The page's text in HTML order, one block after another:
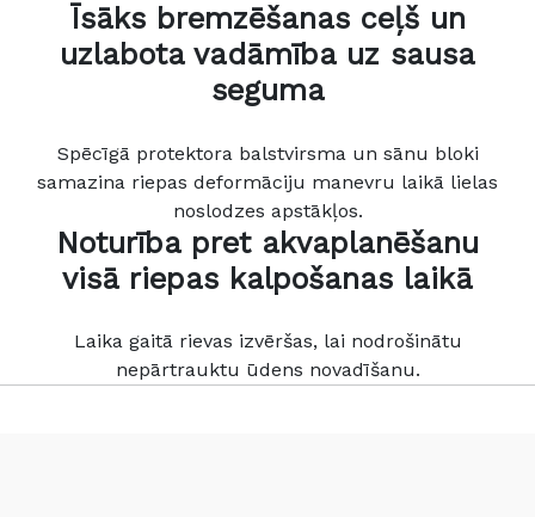
Īsāks bremzēšanas ceļš un
uzlabota vadāmība uz sausa
seguma
Spēcīgā protektora balstvirsma un sānu bloki
samazina riepas deformāciju manevru laikā lielas
noslodzes apstākļos.
Noturība pret akvaplanēšanu
visā riepas kalpošanas laikā
Laika gaitā rievas izvēršas, lai nodrošinātu
nepārtrauktu ūdens novadīšanu.